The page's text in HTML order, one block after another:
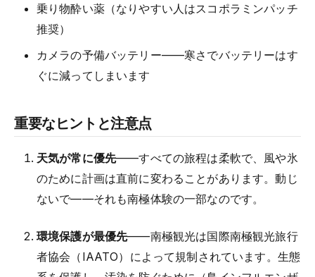
乗り物酔い薬（なりやすい人はスコポラミンパッチ
推奨）
カメラの予備バッテリー——寒さでバッテリーはす
ぐに減ってしまいます
重要なヒントと注意点
天気が常に優先——すべての旅程は柔軟で、風や氷
のために計画は直前に変わることがあります。動じ
ないで——それも南極体験の一部なのです。
環境保護が最優先——南極観光は国際南極観光旅行
者協会（IAATO）によって規制されています。生態